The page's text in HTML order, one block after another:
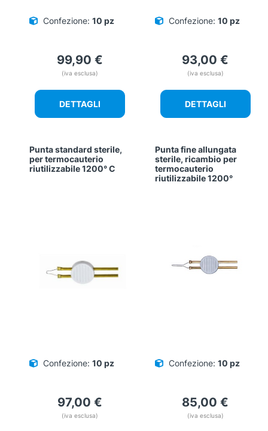
Confezione: 10 pz
99,90 €
(iva esclusa)
DETTAGLI
Confezione: 10 pz
93,00 €
(iva esclusa)
DETTAGLI
Punta standard sterile,
per termocauterio
riutilizzabile 1200° C
Confezione: 10 pz
97,00 €
(iva esclusa)
Punta fine allungata
sterile, ricambio per
termocauterio
riutilizzabile 1200°
Confezione: 10 pz
85,00 €
(iva esclusa)